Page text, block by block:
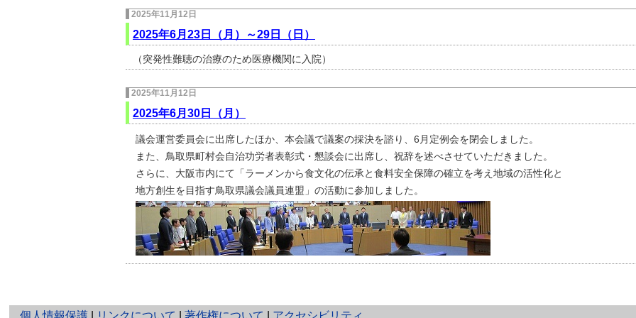
2025年11月12日
2025年6月23日（月）～29日（日）
（突発性難聴の治療のため医療機関に入院）
2025年11月12日
2025年6月30日（月）
議会運営委員会に出席したほか、本会議で議案の採決を諮り、6月定例会を閉会しました。
また、鳥取県町村会自治功労者表彰式・懇談会に出席し、祝辞を述べさせていただきました。
さらに、大阪市内にて「ラーメンから食文化の伝承と食料安全保障の確立を考え地域の活性化と
地方創生を目指す鳥取県議会議員連盟」の活動に参加しました。
と